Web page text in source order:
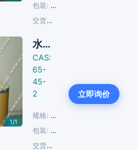
包装:
25 KG/塑编袋
交货周期:
1/1
水杨酰胺
CAS:
65-
45-
2
规格:
≥99.0%
包装:
25 KG/纸板桶; 25 KG/塑编
交货周期:
立即询价